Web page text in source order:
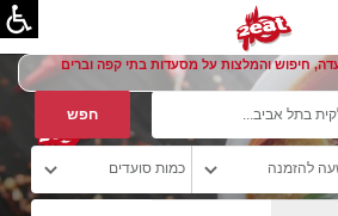
חיפוש והמלצות על מסעדות בתי קפה וברים